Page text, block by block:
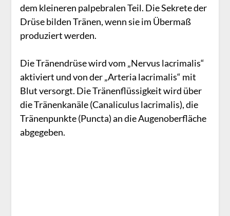
dem kleineren palpebralen Teil. Die Sekrete der
Drüse bilden Tränen, wenn sie im Übermaß
produziert werden.
Die Tränendrüse wird vom „Nervus lacrimalis“
aktiviert und von der „Arteria lacrimalis“ mit
Blut versorgt. Die Tränenflüssigkeit wird über
die Tränenkanäle (Canaliculus lacrimalis), die
Tränenpunkte (Puncta) an die Augenoberfläche
abgegeben.